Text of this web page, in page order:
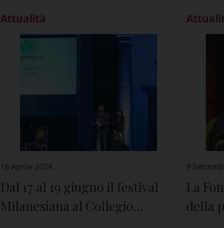
Attualità
16 Aprile 2024
Dal 17 al 19 giugno il festival
Milanesiana al Collegio
9
La
della